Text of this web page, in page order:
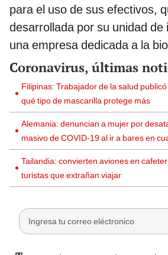
para el uso de sus efectivos,
desarrollada por su unidad de
una empresa dedicada a la
Coronavirus, últimas
Filipinas: Trabajador de la salud
qué tipo de mascarilla protege más
Alemania: denuncian a mujer por
masivo de COVID-19 al ir a bares en
Tailandia: convierten aviones en
turistas que extrañan viajar